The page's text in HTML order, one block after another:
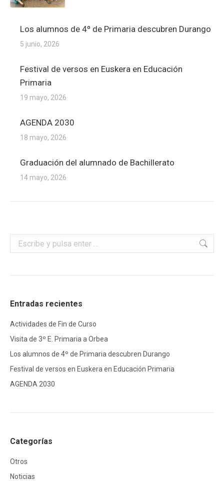
Los alumnos de 4º de Primaria descubren Durango
5 junio, 2026
Festival de versos en Euskera en Educación
Primaria
19 mayo, 2026
AGENDA 2030
18 mayo, 2026
Graduación del alumnado de Bachillerato
14 mayo, 2026
Buscar:
Entradas recientes
Actividades de Fin de Curso
Visita de 3º E. Primaria a Orbea
Los alumnos de 4º de Primaria descubren Durango
Festival de versos en Euskera en Educación Primaria
AGENDA 2030
Categorías
Otros
Noticias